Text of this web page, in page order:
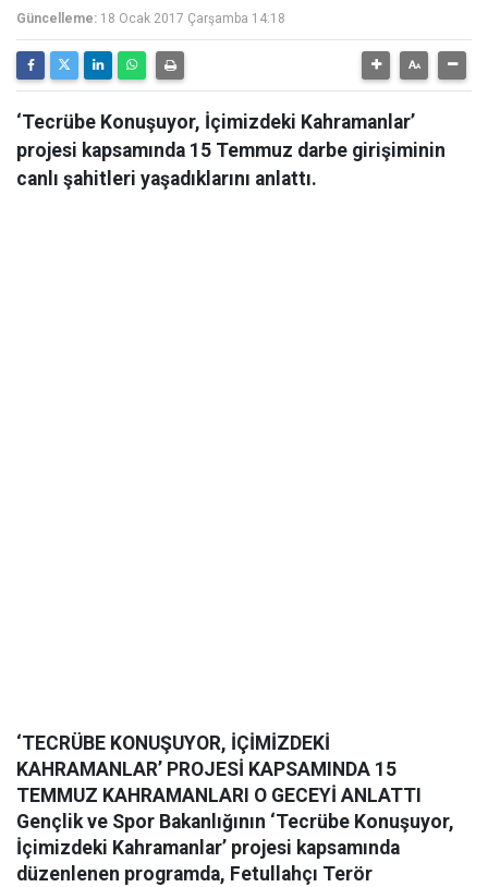
Güncelleme: 18 Ocak 2017 Çarşamba 14:18
‘Tecrübe Konuşuyor, İçimizdeki Kahramanlar’
projesi kapsamında 15 Temmuz darbe girişiminin
canlı şahitleri yaşadıklarını anlattı.
‘TECRÜBE KONUŞUYOR, İÇİMİZDEKİ
KAHRAMANLAR’ PROJESİ KAPSAMINDA 15
TEMMUZ KAHRAMANLARI O GECEYİ ANLATTI
Gençlik ve Spor Bakanlığının ‘Tecrübe Konuşuyor,
İçimizdeki Kahramanlar’ projesi kapsamında
düzenlenen programda, Fetullahçı Terör